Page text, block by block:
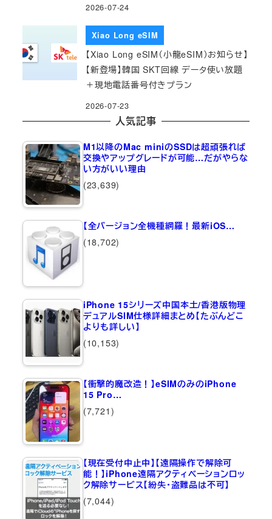
2026-07-24
Xiao Long eSIM
【Xiao Long eSIM（小龍eSIM）お知らせ】
【新登場】韓国 SKT回線 データ使い放題
＋現地電話番号付きプラン
2026-07-23
人気記事
M1以降のMac miniのSSDは超頑張れば
交換やアップグレードが可能…だがやらな
い方がいい理由
(23,639)
【全バージョン全機種網羅！最新iOS…
(18,702)
iPhone 15シリーズ中国本土/香港版物理
デュアルSIM仕様詳細まとめ【たぶんどこ
よりも詳しい】
(10,153)
【衝撃的魔改造！】eSIMのみのiPhone
15 Pro…
(7,721)
【現在受付中止中】【遠隔操作で解除可
能！】iPhone遠隔アクティベーションロッ
ク解除サービス【紛失・盗難品は不可】
(7,044)